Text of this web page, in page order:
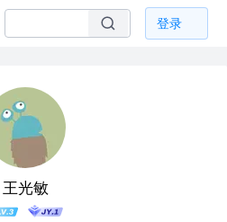
登录
王光敏